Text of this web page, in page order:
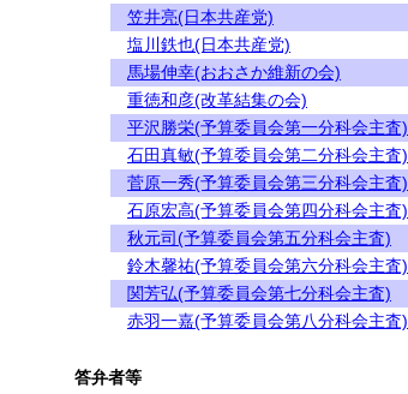
笠井亮(日本共産党)
塩川鉄也(日本共産党)
馬場伸幸(おおさか維新の会)
重徳和彦(改革結集の会)
平沢勝栄(予算委員会第一分科会主査)
石田真敏(予算委員会第二分科会主査)
菅原一秀(予算委員会第三分科会主査)
石原宏高(予算委員会第四分科会主査)
秋元司(予算委員会第五分科会主査)
鈴木馨祐(予算委員会第六分科会主査)
関芳弘(予算委員会第七分科会主査)
赤羽一嘉(予算委員会第八分科会主査)
答弁者等